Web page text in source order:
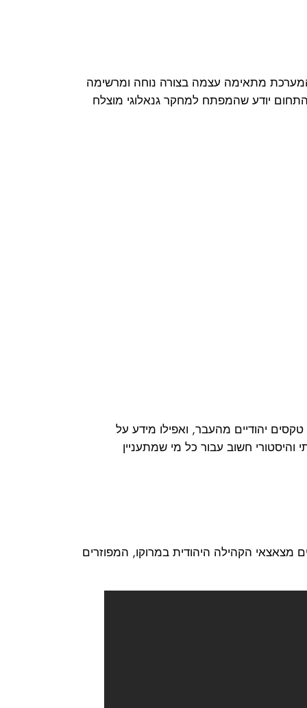
מתאימה עצמה בצורה נוחה ומרשימה
יודע שהמפתח למחקר גנאלוגי מוצלח
יהודיים מהעבר, ואפילו מידע על
חשוב עבור כל מי שמתעניין
מצאצאי הקהילה היהודית במרוקו, המפוזרים